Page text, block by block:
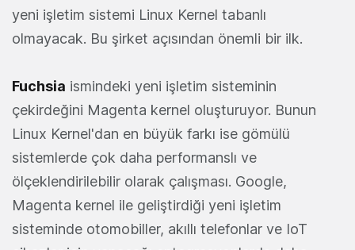
yeni işletim sistemi Linux Kernel tabanlı
olmayacak. Bu şirket açısından önemli bir ilk.
Fuchsia ismindeki yeni işletim sisteminin
çekirdeğini Magenta kernel oluşturuyor. Bunun
Linux Kernel'dan en büyük farkı ise gömülü
sistemlerde çok daha performanslı ve
ölçeklendirilebilir olarak çalışması. Google,
Magenta kernel ile geliştirdiği yeni işletim
sisteminde otomobiller, akıllı telefonlar ve IoT